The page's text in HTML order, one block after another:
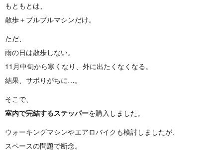
もともとは、
散歩＋ブルブルマシンだけ。
ただ、
雨の日は散歩しない。
11月中旬から寒くなり、外に出たくなくなる。
結果、サボりがちに…。
そこで、
室内で完結するステッパーを購入しました。
ウォーキングマシンやエアロバイクも検討しましたが、
スペースの問題で断念。